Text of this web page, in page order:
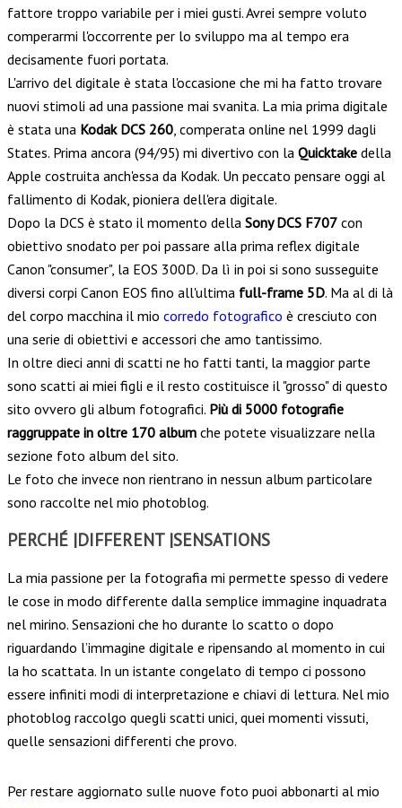
fattore troppo variabile per i miei gusti. Avrei sempre voluto
comperarmi l'occorrente per lo sviluppo ma al tempo era
decisamente fuori portata.
L'arrivo del digitale è stata l'occasione che mi ha fatto trovare
nuovi stimoli ad una passione mai svanita. La mia prima digitale
è stata una Kodak DCS 260, comperata online nel 1999 dagli
States. Prima ancora (94/95) mi divertivo con la Quicktake della
Apple costruita anch'essa da Kodak. Un peccato pensare oggi al
fallimento di Kodak, pioniera dell'era digitale.
Dopo la DCS è stato il momento della Sony DCS F707 con
obiettivo snodato per poi passare alla prima reflex digitale
Canon "consumer", la EOS 300D. Da lì in poi si sono susseguite
diversi corpi Canon EOS fino all'ultima full-frame 5D. Ma al di là
del corpo macchina il mio corredo fotografico è cresciuto con
una serie di obiettivi e accessori che amo tantissimo.
In oltre dieci anni di scatti ne ho fatti tanti, la maggior parte
sono scatti ai miei figli e il resto costituisce il "grosso" di questo
sito ovvero gli album fotografici. Più di 5000 fotografie
raggruppate in oltre 170 album che potete visualizzare nella
sezione foto album del sito.
Le foto che invece non rientrano in nessun album particolare
sono raccolte nel mio photoblog.
PERCHÉ |DIFFERENT |SENSATIONS
La mia passione per la fotografia mi permette spesso di vedere
le cose in modo differente dalla semplice immagine inquadrata
nel mirino. Sensazioni che ho durante lo scatto o dopo
riguardando l’immagine digitale e ripensando al momento in cui
la ho scattata. In un istante congelato di tempo ci possono
essere infiniti modi di interpretazione e chiavi di lettura. Nel mio
photoblog raccolgo quegli scatti unici, quei momenti vissuti,
quelle sensazioni differenti che provo.
Per restare aggiornato sulle nuove foto puoi abbonarti al mio